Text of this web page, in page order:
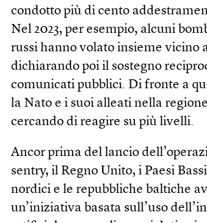
condotto più di cento
Nel 2023, per esempio, alcuni
russi hanno volato insieme vicino
dichiarando poi il sostegno
comunicati pubblici. Di fronte a
la Nato e i suoi alleati nella
cercando di reagire su più livelli.
Ancor prima del lancio
sentry, il Regno Unito, i Paesi
nordici e le repubbliche baltiche
un’iniziativa basata sull’uso